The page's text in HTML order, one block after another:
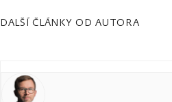
DALŠÍ ČLÁNKY OD AUTORA